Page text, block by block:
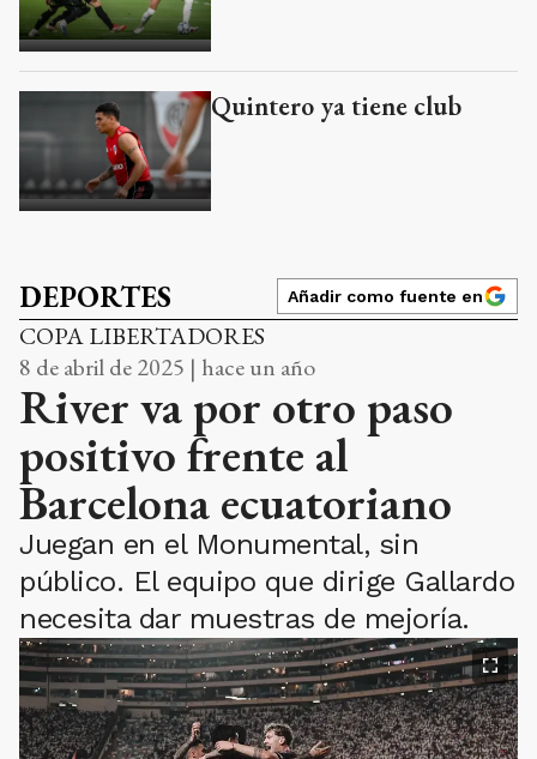
Quintero ya tiene club
DEPORTES Añadir como fuente en
COPA LIBERTADORES
8 de abril de 2025 | hace un año
River va por otro paso
positivo frente al
Barcelona ecuatoriano
Juegan en el Monumental, sin
público. El equipo que dirige Gallardo
necesita dar muestras de mejoría.